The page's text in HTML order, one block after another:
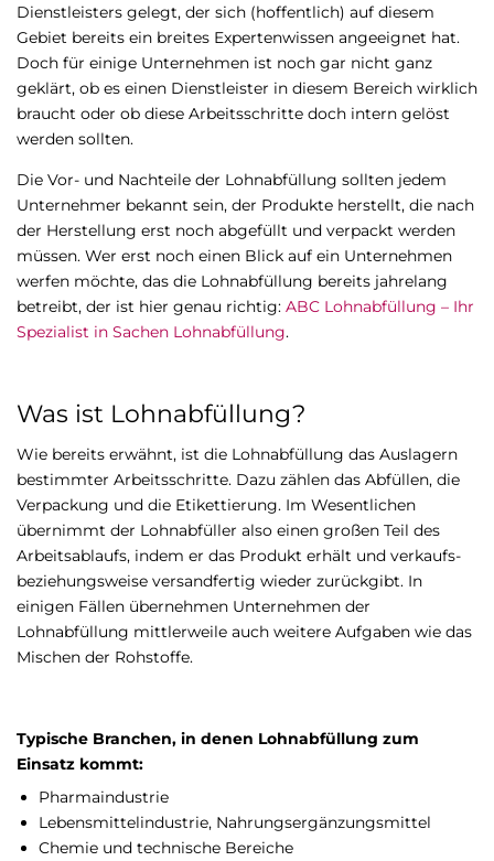
Dienstleisters gelegt, der sich (hoffentlich) auf diesem
Gebiet bereits ein breites Expertenwissen angeeignet hat.
Doch für einige Unternehmen ist noch gar nicht ganz
geklärt, ob es einen Dienstleister in diesem Bereich wirklich
braucht oder ob diese Arbeitsschritte doch intern gelöst
werden sollten.
Die Vor- und Nachteile der Lohnabfüllung sollten jedem
Unternehmer bekannt sein, der Produkte herstellt, die nach
der Herstellung erst noch abgefüllt und verpackt werden
müssen. Wer erst noch einen Blick auf ein Unternehmen
werfen möchte, das die Lohnabfüllung bereits jahrelang
betreibt, der ist hier genau richtig: ABC Lohnabfüllung – Ihr
Spezialist in Sachen Lohnabfüllung.
Was ist Lohnabfüllung?
Wie bereits erwähnt, ist die Lohnabfüllung das Auslagern
bestimmter Arbeitsschritte. Dazu zählen das Abfüllen, die
Verpackung und die Etikettierung. Im Wesentlichen
übernimmt der Lohnabfüller also einen großen Teil des
Arbeitsablaufs, indem er das Produkt erhält und verkaufs-
beziehungsweise versandfertig wieder zurückgibt. In
einigen Fällen übernehmen Unternehmen der
Lohnabfüllung mittlerweile auch weitere Aufgaben wie das
Mischen der Rohstoffe.
Typische Branchen, in denen Lohnabfüllung zum
Einsatz kommt:
Pharmaindustrie
Lebensmittelindustrie, Nahrungsergänzungsmittel
Chemie und technische Bereiche